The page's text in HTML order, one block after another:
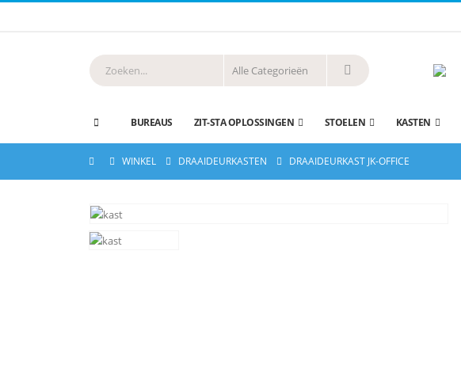
BUREAUS ZIT-STA OPLOSSINGEN STOELEN KASTEN
WINKEL DRAAIDEURKASTEN DRAAIDEURKAST JK-OFFICE